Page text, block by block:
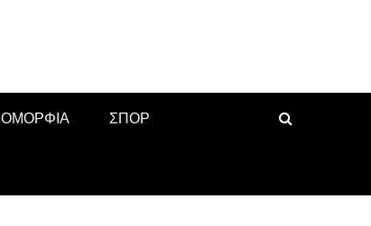
ΟΜΟΡΦΙΑ ΣΠΟΡ